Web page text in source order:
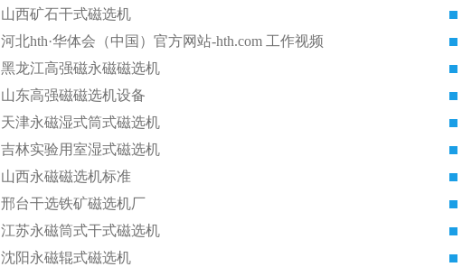
山西矿石干式磁选机
河北hth·华体会（中国）官方网站-hth.com 工作视频
黑龙江高强磁永磁磁选机
山东高强磁磁选机设备
天津永磁湿式筒式磁选机
吉林实验用室湿式磁选机
山西永磁磁选机标准
邢台干选铁矿磁选机厂
江苏永磁筒式干式磁选机
沈阳永磁辊式磁选机